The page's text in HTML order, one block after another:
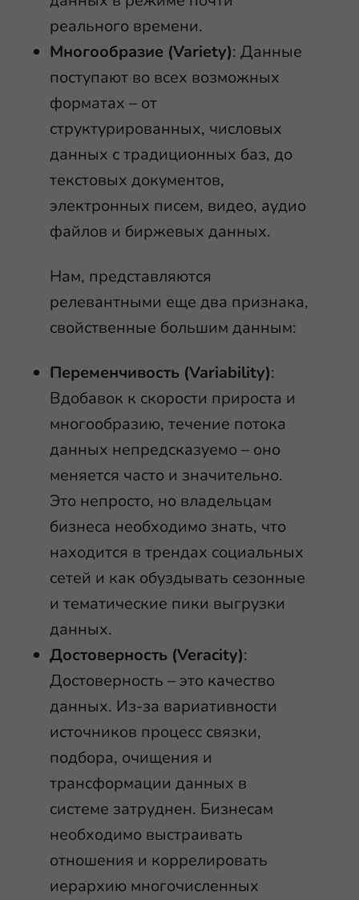
реального времени.
Многообразие (Variety): Данные
поступают во всех возможных
форматах – от
структурированных, числовых
данных с традиционных баз, до
текстовых документов,
электронных писем, видео, аудио
файлов и биржевых данных.
Нам, представляются
релевантными еще два признака,
свойственные большим данным:
Переменчивость (Variability):
Вдобавок к скорости прироста и
многообразию, течение потока
данных непредсказуемо – оно
меняется часто и значительно.
Это непросто, но владельцам
бизнеса необходимо знать, что
находится в трендах социальных
сетей и как обуздывать сезонные
и тематические пики выгрузки
данных.
Достоверность (Veracity):
Достоверность – это качество
данных. Из-за вариативности
источников процесс связки,
подбора, очищения и
трансформации данных в
системе затруднен. Бизнесам
необходимо выстраивать
отношения и коррелировать
иерархию многочисленных